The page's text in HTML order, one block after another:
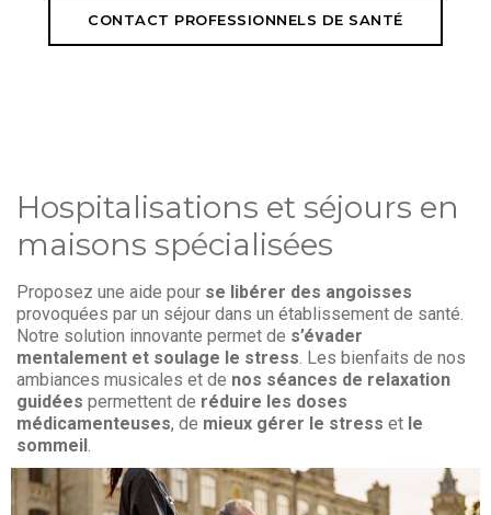
CONTACT PROFESSIONNELS DE SANTÉ
Hospitalisations et séjours en
maisons spécialisées
Proposez une aide pour se libérer des angoisses
provoquées par un séjour dans un établissement de santé.
Notre solution innovante permet de s’évader
mentalement et soulage le stress. Les bienfaits de nos
ambiances musicales et de nos séances de relaxation
guidées permettent de réduire les doses
médicamenteuses, de mieux gérer le stress et le
sommeil.